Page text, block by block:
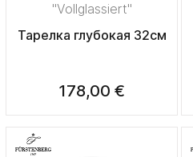
"Vollglassiert"
Тарелка глубокая 32см
178,00 €